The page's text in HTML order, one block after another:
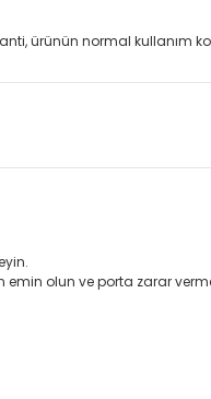
ürünün normal
olun ve porta zarar